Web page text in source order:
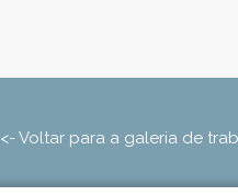
<- Voltar para a galeria de